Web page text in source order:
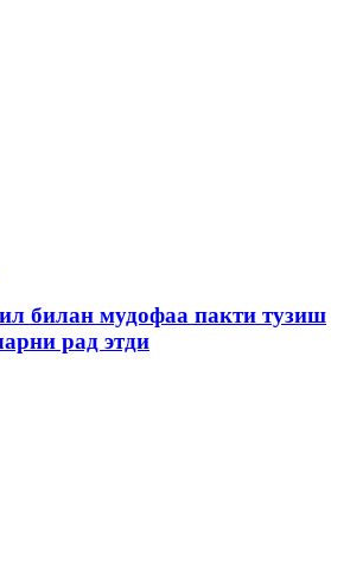
билан мудофаа пакти тузиш
рад этди